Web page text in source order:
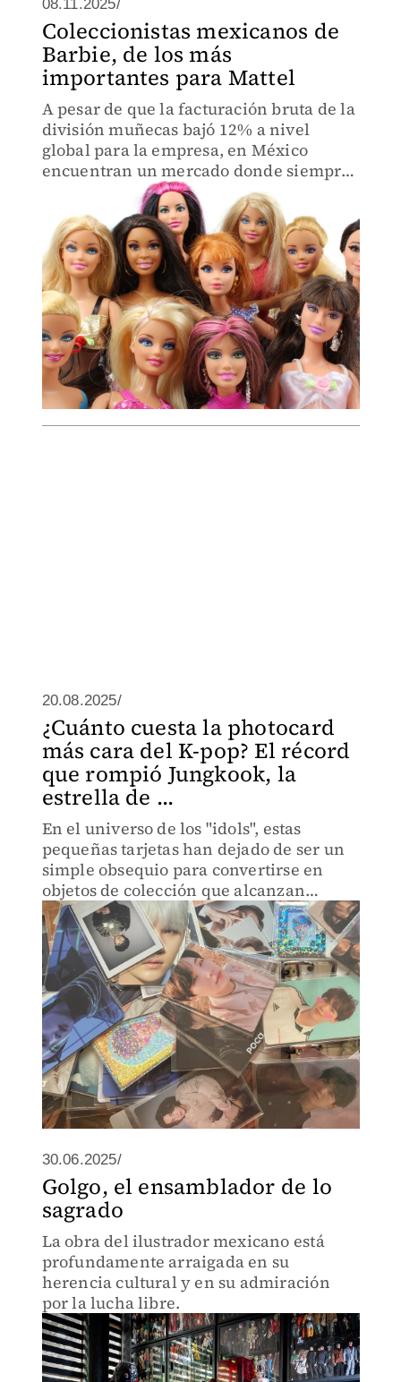
08.11.2025/
Coleccionistas mexicanos de
Barbie, de los más
importantes para Mattel
A pesar de que la facturación bruta de la
división muñecas bajó 12% a nivel
global para la empresa, en México
encuentran un mercado donde siempre
son bien recibidos
20.08.2025/
¿Cuánto cuesta la photocard
más cara del K-pop? El récord
que rompió Jungkook, la
estrella de ...
En el universo de los "idols", estas
pequeñas tarjetas han dejado de ser un
simple obsequio para convertirse en
objetos de colección que alcanzan
precios que te sorprenderán.
30.06.2025/
Golgo, el ensamblador de lo
sagrado
La obra del ilustrador mexicano está
profundamente arraigada en su
herencia cultural y en su admiración
por la lucha libre.